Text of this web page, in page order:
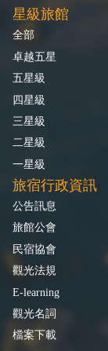
星級旅館
全部
卓越五星
五星級
四星級
三星級
二星級
一星級
旅宿行政資訊
公告訊息
旅館公會
民宿協會
觀光法規
E-learning
觀光名詞
檔案下載